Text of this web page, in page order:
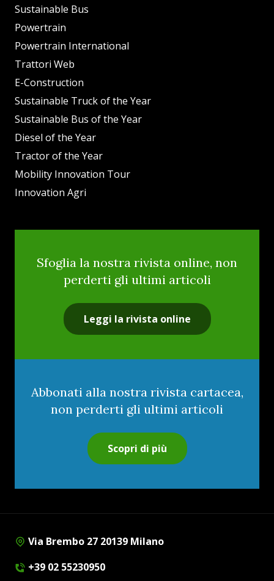
Sustainable Bus
Powertrain
Powertrain International
Trattori Web
E-Construction
Sustainable Truck of the Year
Sustainable Bus of the Year
Diesel of the Year
Tractor of the Year
Mobility Innovation Tour
Innovation Agri
Sfoglia la nostra rivista online, non
perderti gli ultimi articoli
Leggi la rivista online
Abbonati alla nostra rivista cartacea,
non perderti gli ultimi articoli
Scopri di più
Via Brembo 27 20139 Milano
+39 02 55230950